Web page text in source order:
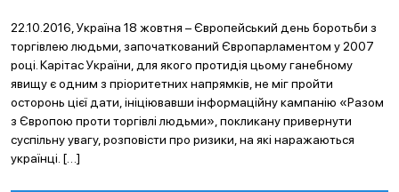
22.10.2016, Україна 18 жовтня – Європейський день боротьби з
торгівлею людьми, започаткований Європарламентом у 2007
році. Карітас України, для якого протидія цьому ганебному
явищу є одним з пріоритетних напрямків, не міг пройти
осторонь цієї дати, ініціювавши інформаційну кампанію «Разом
з Європою проти торгівлі людьми», покликану привернути
суспільну увагу, розповісти про ризики, на які наражаються
українці. […]